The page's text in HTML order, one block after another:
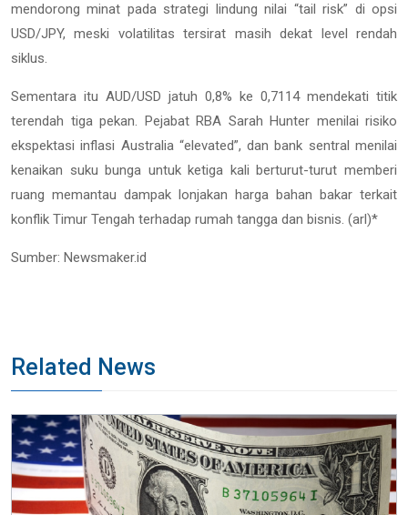
mendorong minat pada strategi lindung nilai “tail risk” di opsi
USD/JPY, meski volatilitas tersirat masih dekat level rendah
siklus.
Sementara itu AUD/USD jatuh 0,8% ke 0,7114 mendekati titik
terendah tiga pekan. Pejabat RBA Sarah Hunter menilai risiko
ekspektasi inflasi Australia “elevated”, dan bank sentral menilai
kenaikan suku bunga untuk ketiga kali berturut-turut memberi
ruang memantau dampak lonjakan harga bahan bakar terkait
konflik Timur Tengah terhadap rumah tangga dan bisnis. (arl)*
Sumber: Newsmaker.id
Related News